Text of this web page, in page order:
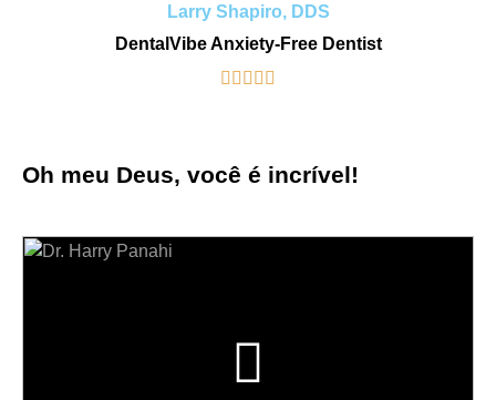
Larry Shapiro, DDS
DentalVibe Anxiety-Free Dentist
    
Oh meu Deus, você é incrível!